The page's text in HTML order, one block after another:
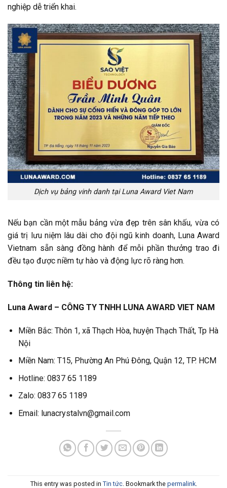
nghiệp dễ triển khai.
Dịch vụ bảng vinh danh tại Luna Award Viet Nam
Nếu bạn cần một mẫu bảng vừa đẹp trên sân khấu, vừa có
giá trị lưu niệm lâu dài cho đội ngũ kinh doanh, Luna Award
Vietnam sẵn sàng đồng hành để mỗi phần thưởng trao đi
đều tạo được niềm tự hào và động lực rõ ràng hơn.
Thông tin liên hệ:
Luna Award – CÔNG TY TNHH LUNA AWARD VIET NAM
Miền Bắc: Thôn 1, xã Thạch Hòa, huyện Thạch Thất, Tp Hà
Nội
Miền Nam: T15, Phường An Phú Đông, Quận 12, TP. HCM
Hotline: 0837 65 1189
Zalo: 0837 65 1189
Email: lunacrystalvn@gmail.com
This entry was posted in Tin tức. Bookmark the permalink.